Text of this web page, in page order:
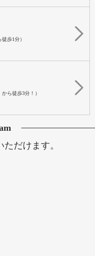
歩1分）
から徒歩3分！）
だけます。